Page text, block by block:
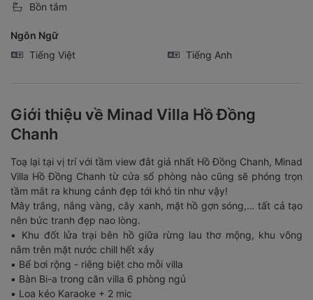
Bồn tắm
Ngôn Ngữ
Tiếng Việt
Tiếng Anh
Giới thiệu về Minad Villa Hồ Đồng
Chanh
Toạ lại tại vị trí với tầm view đắt giá nhất Hồ Đồng Chanh, Minad
Villa Hồ Đồng Chanh từ cửa sổ phòng nào cũng sẽ phóng trọn
tầm mắt ra khung cảnh đẹp tới khó tin như vậy!
Mây trắng, nắng vàng, cây xanh, mặt hồ gợn sóng,… tất cả tạo
nên bức tranh đẹp nao lòng.
▪️ Khu đốt lửa trại bên hồ giữa rừng lau thơ mộng, khu võng
nằm trên mặt nước chill hết xảy
▪️ Bể bơi rộng - riêng biệt cho mỗi villa
▪️ Bàn Bi-a trong căn villa 6 phòng ngủ
▪️ Loa kéo Karaoke + 2 mic